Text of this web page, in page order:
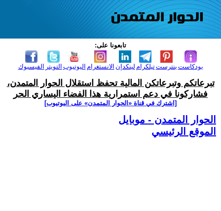
تابعونا على:
الفيسبوك التويتر اليوتيوب الانستغرام لينكدإن تيلكرامبنترست بودكاست
تبرعاتكم وتبرعاتكن المالية تحفظ استقلال الحوار المتمدن،
فشاركونا في دعم استمرارية هذا الفضاء اليساري الحر
[اشترك في قناة ‫«الحوار المتمدن» على اليوتيوب]
الحوار المتمدن - موبايل
الموقع الرئيسي